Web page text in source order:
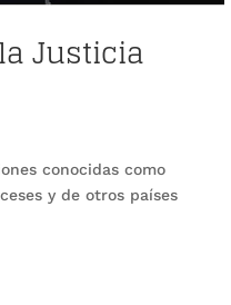
Justicia
conocidas como
y de otros países